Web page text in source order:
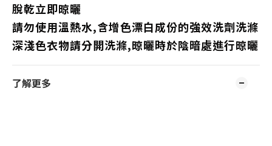
脫乾立即晾曬
請勿使用溫熱水,含增色漂白成份的強效洗劑洗滌
深淺色衣物請分開洗滌,晾曬時於陰暗處進行晾曬
了解更多